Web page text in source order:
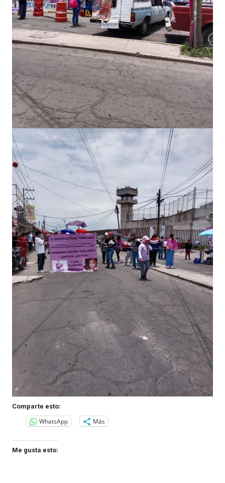
Comparte esto:
WhatsApp Más
Me gusta esto: